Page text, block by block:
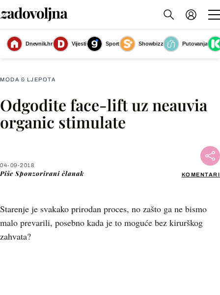
Dnevnik.hr Vijesti Sport Showbizz
Putovanja
PR
MODA & LJEPOTA
Odgodite face-lift uz neauvia
organic stimulate
04-09-2018
Piše Sponzorirani članak KOMENTARI
Starenje je svakako prirodan proces, no zašto ga ne bismo
malo prevarili, posebno kada je to moguće bez kirurškog
zahvata?
Facebook
WhatsApp